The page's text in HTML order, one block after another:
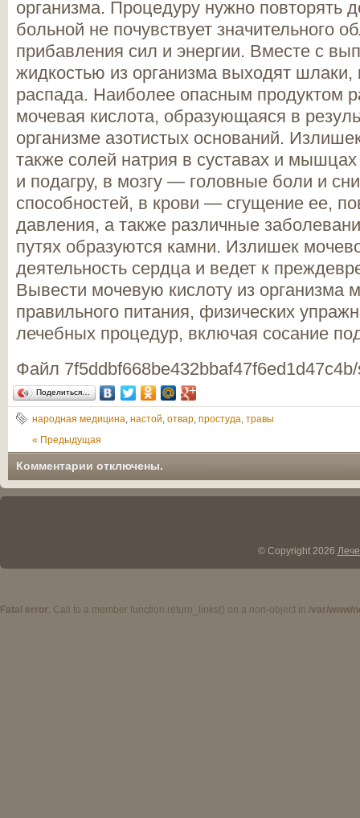
организма. Процедуру нужно повторять
больной не почувствует значительного
прибавления сил и энергии. Вместе с
жидкостью из организма выходят
распада. Наиболее опасным продуктом
мочевая кислота, образующаяся в
организме азотистых оснований.
также солей натрия в суставах и
и подагру, в мозгу — головные боли и
способностей, в крови — сгущение ее,
давления, а также различные
путях образуются камни. Излишек
деятельность сердца и ведет к
Вывести мочевую кислоту из организма
правильного питания, физических
лечебных процедур, включая сосание
Файл
Поделиться…
народная медицина, настой, отвар, простуда, травы
« Предыдущая
Комментарии отключены.
© Copyright 2026
Fatal error: Call to a member function return_links() on a non-object in /var/www/